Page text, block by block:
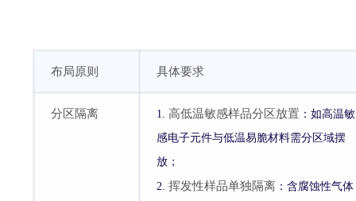
布局原则 具体要求
分区隔离 1. 高低温敏感样品分区放置 ：如高温敏
感电子元件与低温易脆材料需分区域摆
放；
2. 挥发性样品单独隔离 ：含腐蚀性气体